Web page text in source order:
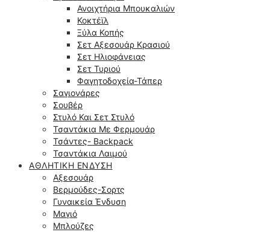
Ανοιχτήρια Μπουκαλιών
Κοκτέϊλ
Ξύλα Κοπής
Σετ Αξεσουάρ Κρασιού
Σετ Ηλιοφάνειας
Σετ Τυριού
Φαγητοδοχεία-Τάπερ
Σαγιονάρες
Σουβέρ
Στυλό Και Σετ Στυλό
Τσαντάκια Με Φερμουάρ
Τσάντες- Backpack
Τσαντάκια Λαιμού
ΑΘΛΗΤΙΚΉ ΈΝΔΥΣΗ
Αξεσουάρ
Βερμούδες-Σορτς
Γυναικεία Ένδυση
Μαγιό
Μπλούζες